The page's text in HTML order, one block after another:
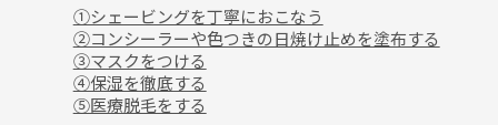
①シェービングを丁寧におこなう
②コンシーラーや色つきの日焼け止めを塗布する
③マスクをつける
④保湿を徹底する
⑤医療脱毛をする